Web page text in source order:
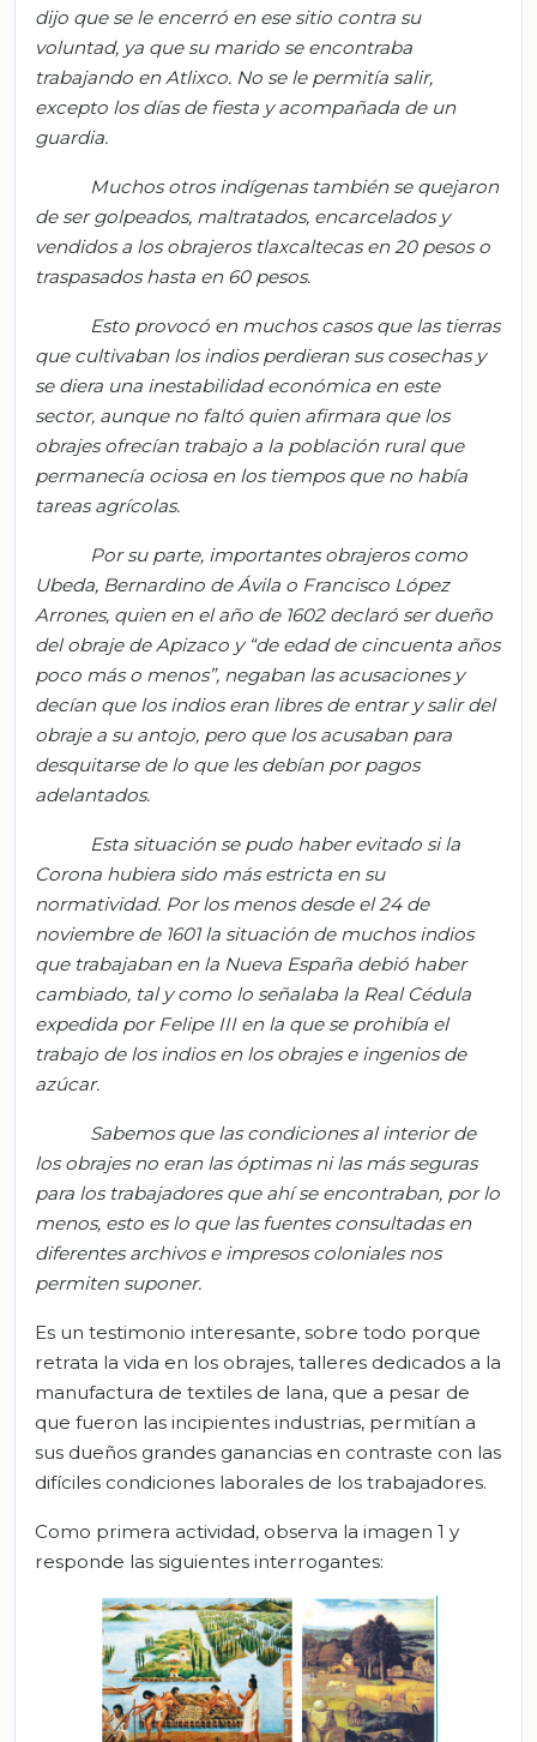
dijo que se le encerró en ese sitio contra su
voluntad, ya que su marido se encontraba
trabajando en Atlixco. No se le permitía salir,
excepto los días de fiesta y acompañada de un
guardia.
Muchos otros indígenas también se quejaron
de ser golpeados, maltratados, encarcelados y
vendidos a los obrajeros tlaxcaltecas en 20 pesos o
traspasados hasta en 60 pesos.
Esto provocó en muchos casos que las tierras
que cultivaban los indios perdieran sus cosechas y
se diera una inestabilidad económica en este
sector, aunque no faltó quien afirmara que los
obrajes ofrecían trabajo a la población rural que
permanecía ociosa en los tiempos que no había
tareas agrícolas.
Por su parte, importantes obrajeros como
Ubeda, Bernardino de Ávila o Francisco López
Arrones, quien en el año de 1602 declaró ser dueño
del obraje de Apizaco y “de edad de cincuenta años
poco más o menos”, negaban las acusaciones y
decían que los indios eran libres de entrar y salir del
obraje a su antojo, pero que los acusaban para
desquitarse de lo que les debían por pagos
adelantados.
Esta situación se pudo haber evitado si la
Corona hubiera sido más estricta en su
normatividad. Por los menos desde el 24 de
noviembre de 1601 la situación de muchos indios
que trabajaban en la Nueva España debió haber
cambiado, tal y como lo señalaba la Real Cédula
expedida por Felipe III en la que se prohibía el
trabajo de los indios en los obrajes e ingenios de
azúcar.
Sabemos que las condiciones al interior de
los obrajes no eran las óptimas ni las más seguras
para los trabajadores que ahí se encontraban, por lo
menos, esto es lo que las fuentes consultadas en
diferentes archivos e impresos coloniales nos
permiten suponer.
Es un testimonio interesante, sobre todo porque
retrata la vida en los obrajes, talleres dedicados a la
manufactura de textiles de lana, que a pesar de
que fueron las incipientes industrias, permitían a
sus dueños grandes ganancias en contraste con las
difíciles condiciones laborales de los trabajadores.
Como primera actividad, observa la imagen 1 y
responde las siguientes interrogantes: